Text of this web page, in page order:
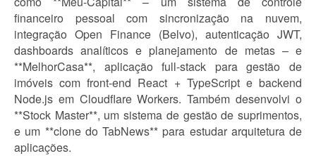
financeiro pessoal com sincronização na nuvem,
integração Open Finance (Belvo), autenticação JWT,
dashboards analíticos e planejamento de metas – e
**MelhorCasa**, aplicação full-stack para gestão de
imóveis com front-end React + TypeScript e backend
Node.js em Cloudflare Workers. Também desenvolvi o
**Stock Master**, um sistema de gestão de suprimentos,
e um **clone do TabNews** para estudar arquitetura de
aplicações.